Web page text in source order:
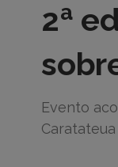
2ª
Evento
Caratateua